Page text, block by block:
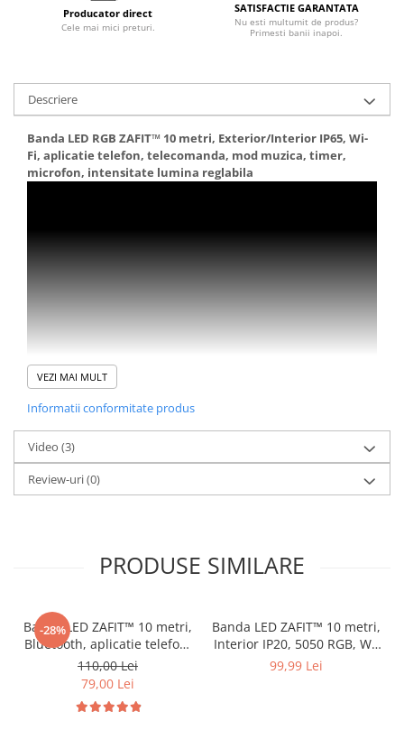
Producator direct
Cele mai mici preturi.
SATISFACTIE GARANTATA
Nu esti multumit de produs?
Primesti banii inapoi.
Descriere
Banda LED RGB ZAFIT™ 10 metri, Exterior/Interior IP65, Wi-
Fi, aplicatie telefon, telecomanda, mod muzica, timer,
microfon, intensitate lumina reglabila
Poate fi conectata in serie dar si in paralel
Numar surse iluminare: 60 de leduri/metru
VEZI MAI MULT
Informatii conformitate produs
Video (3)
Review-uri(0)
PRODUSE SIMILARE
-28%
Banda LED ZAFIT™ 10 metri,
Bluetooth, aplicatie telefon,
telecomanda, mod muzica,
timer, microfon, intensitate
IP20, 5050 RGB, autoadeziva
110,00 Lei
79,00 Lei
Banda LED ZAFIT™ 10 metri,
Interior IP20, 5050 RGB, Wi-
Fi, aplicatie telefon,
99,99 Lei